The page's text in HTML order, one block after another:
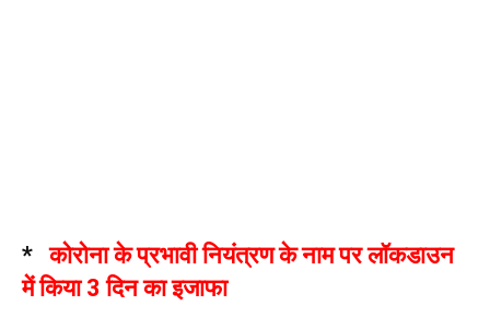
* कोरोना के प्रभावी नियंत्रण के नाम पर लॉकडाउन
में किया 3 दिन का इजाफा